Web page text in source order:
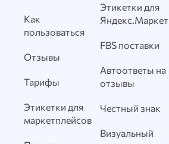
Как
пользоваться
Отзывы
Тарифы
Этикетки для
маркетплейсов
Этикетки для
Яндекс.Маркет
FBS поставки
Автоответы на
отзывы
Честный знак
Визуальный